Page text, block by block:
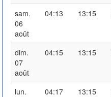
sam.
06
août
04:13 13:15
dim.
07
août
04:15 13:15
lun.
04:17 13:15